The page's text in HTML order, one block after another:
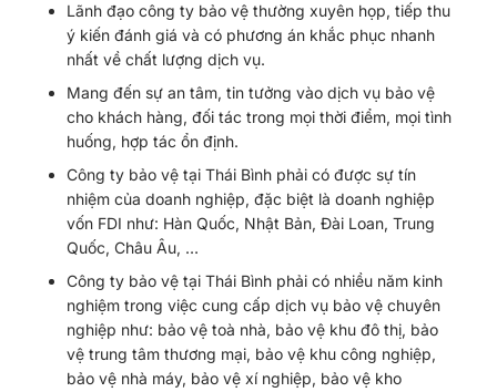
Lãnh đạo công ty bảo vệ thường xuyên họp, tiếp thu
ý kiến đánh giá và có phương án khắc phục nhanh
nhất về chất lượng dịch vụ.
Mang đến sự an tâm, tin tưởng vào dịch vụ bảo vệ
cho khách hàng, đối tác trong mọi thời điểm, mọi tình
huống, hợp tác ổn định.
Công ty bảo vệ tại Thái Bình phải có được sự tín
nhiệm của doanh nghiệp, đặc biệt là doanh nghiệp
vốn FDI như: Hàn Quốc, Nhật Bản, Đài Loan, Trung
Quốc, Châu Âu, …
Công ty bảo vệ tại Thái Bình phải có nhiều năm kinh
nghiệm trong việc cung cấp dịch vụ bảo vệ chuyên
nghiệp như: bảo vệ toà nhà, bảo vệ khu đô thị, bảo
vệ trung tâm thương mại, bảo vệ khu công nghiệp,
bảo vệ nhà máy, bảo vệ xí nghiệp, bảo vệ kho